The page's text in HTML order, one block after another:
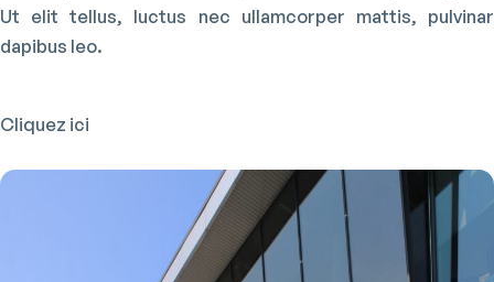
Ut elit tellus, luctus nec ullamcorper mattis, pulvinar
dapibus leo.
Cliquez ici